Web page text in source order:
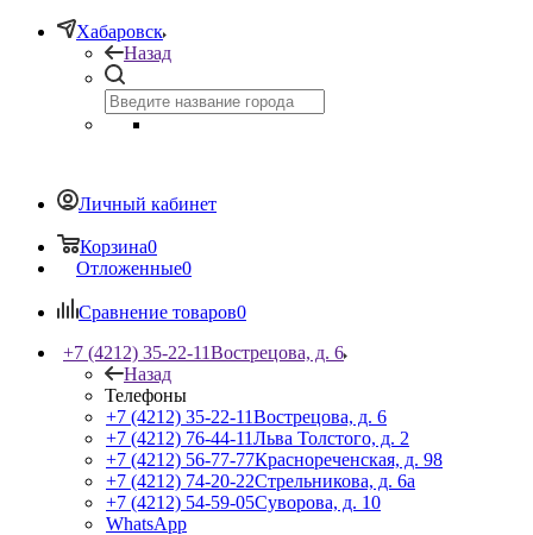
Хабаровск
Назад
Личный кабинет
Корзина0
Отложенные0
Сравнение товаров0
+7 (4212) 35-22-11Вострецова, д. 6
Назад
Телефоны
+7 (4212) 35-22-11Вострецова, д. 6
+7 (4212) 76-44-11Льва Толстого, д. 2
+7 (4212) 56-77-77Краснореченская, д. 98
+7 (4212) 74-20-22Стрельникова, д. 6а
+7 (4212) 54-59-05Суворова, д. 10
WhatsApp